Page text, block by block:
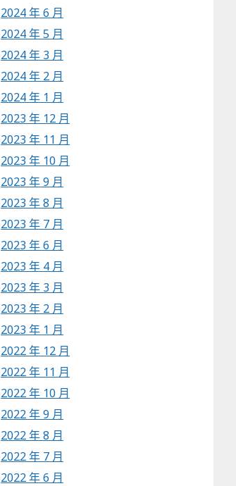
2024 年 6 月
2024 年 5 月
2024 年 3 月
2024 年 2 月
2024 年 1 月
2023 年 12 月
2023 年 11 月
2023 年 10 月
2023 年 9 月
2023 年 8 月
2023 年 7 月
2023 年 6 月
2023 年 4 月
2023 年 3 月
2023 年 2 月
2023 年 1 月
2022 年 12 月
2022 年 11 月
2022 年 10 月
2022 年 9 月
2022 年 8 月
2022 年 7 月
2022 年 6 月